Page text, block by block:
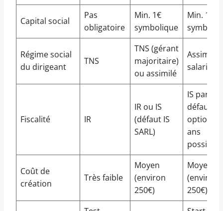
Capital social
Pas
obligatoire
Min. 1€
symbolique
Min. 1€
Régime social
du dirigeant
TNS
TNS (gérant
majoritaire)
ou assimilé
Assimilé
salarié
Fiscalité IR
IR ou IS
(défaut IS
SARL)
IS par
défaut,
option IR
ans
possible
Coût de
création
Très faible
Moyen
(environ
250€)
Moyen
(environ
250€)